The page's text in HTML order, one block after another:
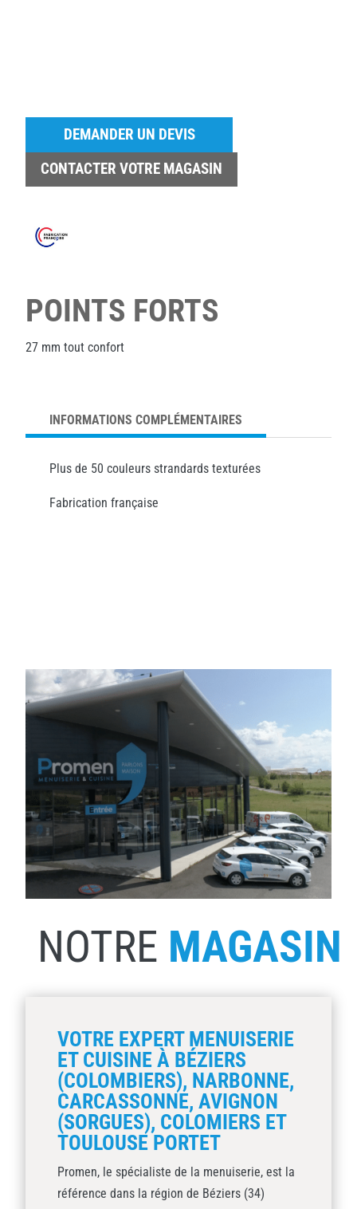
DEMANDER UN DEVIS
CONTACTER VOTRE MAGASIN
POINTS FORTS
27 mm tout confort
INFORMATIONS COMPLÉMENTAIRES
Plus de 50 couleurs strandards texturées
Fabrication française
NOTRE MAGASIN
VOTRE EXPERT MENUISERIE
ET CUISINE À BÉZIERS
(COLOMBIERS), NARBONNE,
CARCASSONNE, AVIGNON
(SORGUES), COLOMIERS ET
TOULOUSE PORTET
Promen, le spécialiste de la menuiserie, est la
référence dans la région de Béziers (34)